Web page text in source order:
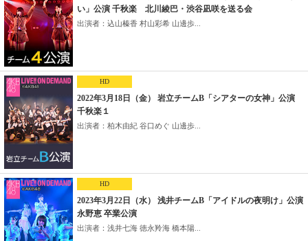
い」公演 千秋楽 北川綾巴・渋谷凪咲を送る会
出演者：込山榛香 村山彩希 山邊歩...
HD
2022年3月18日（金） 岩立チームB「シアターの女神」公演
千秋楽１
出演者：柏木由紀 谷口めぐ 山邊歩...
HD
2023年3月22日（水） 浅井チームB「アイドルの夜明け」公演
永野恵 卒業公演
出演者：浅井七海 徳永羚海 橋本陽...